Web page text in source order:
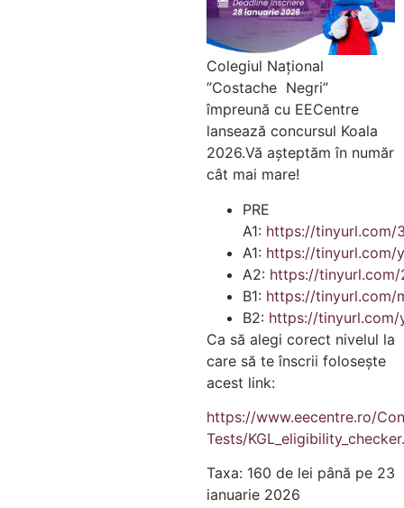
Colegiul Național
”Costache Negri”
împreună cu EECentre
lansează concursul Koala
2026.Vă așteptăm în număr
cât mai mare!
PRE
A1: https://tinyurl.com/
A1: https://tinyurl.com/
A2: https://
B1: https://tinyurl.com/
B2: https://
Ca să alegi corect nivelul la
care să te înscrii folosește
acest link:
https://www.eecentre.ro/
Tests/
Taxa: 160 de lei până pe 23
ianuarie 2026